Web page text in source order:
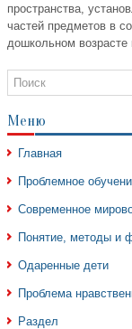
пространства,
частей предметов в
дошкольном возрасте
Меню
Главная
Проблемное
Современное
Понятие, методы и
Одаренные дети
Проблема
Раздел